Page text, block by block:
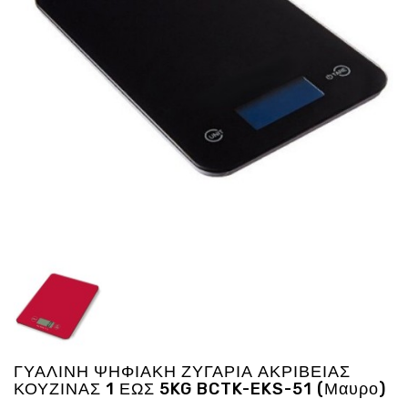
Ενέργεια
Gadgets
Επιγραφες
Προσφορες
ΓΥΑΛΙΝΗ ΨΗΦΙΑΚΗ ΖΥΓΑΡΙΑ ΑΚΡΙΒΕΙΑΣ
ΚΟΥΖΙΝΑΣ 1 ΕΩΣ 5KG BCTK-EKS-51 (Μαυρο)